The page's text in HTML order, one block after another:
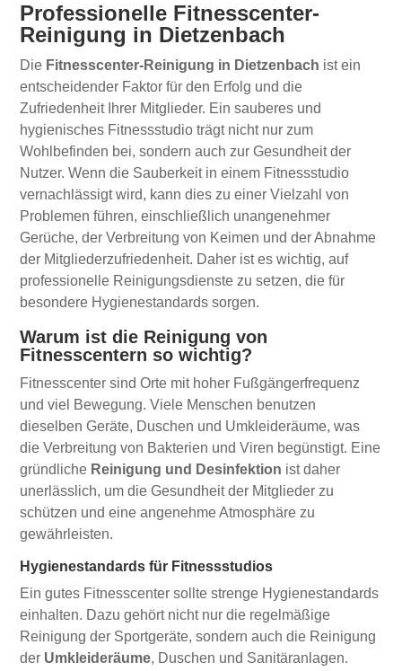
Professionelle Fitnesscenter-
Reinigung in Dietzenbach
Die Fitnesscenter-Reinigung in Dietzenbach ist ein
entscheidender Faktor für den Erfolg und die
Zufriedenheit Ihrer Mitglieder. Ein sauberes und
hygienisches Fitnessstudio trägt nicht nur zum
Wohlbefinden bei, sondern auch zur Gesundheit der
Nutzer. Wenn die Sauberkeit in einem Fitnessstudio
vernachlässigt wird, kann dies zu einer Vielzahl von
Problemen führen, einschließlich unangenehmer
Gerüche, der Verbreitung von Keimen und der Abnahme
der Mitgliederzufriedenheit. Daher ist es wichtig, auf
professionelle Reinigungsdienste zu setzen, die für
besondere Hygienestandards sorgen.
Warum ist die Reinigung von
Fitnesscentern so wichtig?
Fitnesscenter sind Orte mit hoher Fußgängerfrequenz
und viel Bewegung. Viele Menschen benutzen
dieselben Geräte, Duschen und Umkleideräume, was
die Verbreitung von Bakterien und Viren begünstigt. Eine
gründliche Reinigung und Desinfektion ist daher
unerlässlich, um die Gesundheit der Mitglieder zu
schützen und eine angenehme Atmosphäre zu
gewährleisten.
Hygienestandards für Fitnessstudios
Ein gutes Fitnesscenter sollte strenge Hygienestandards
einhalten. Dazu gehört nicht nur die regelmäßige
Reinigung der Sportgeräte, sondern auch die Reinigung
der Umkleideräume, Duschen und Sanitäranlagen.